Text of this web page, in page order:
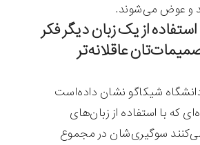
و عوض می‌شوند.
استفاده از یک زبان دیگر فکر
عاقلانه‌تر
شیکاگو نشان داده‌است
که با استفاده از زبان‌های
سوگیری‌شان در مجموع